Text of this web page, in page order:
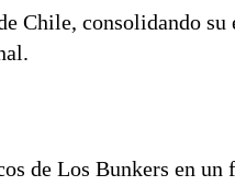
Chile, consolidando su
de Los Bunkers en un